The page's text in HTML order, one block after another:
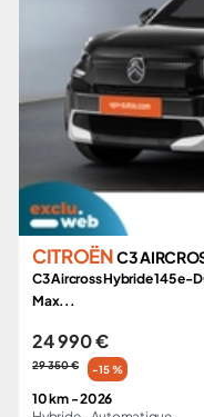
CITROËNC3
C3 Aircross Hybride 145 e-
Max...
24 990 €
29 350 € -15 %
10 km -2026